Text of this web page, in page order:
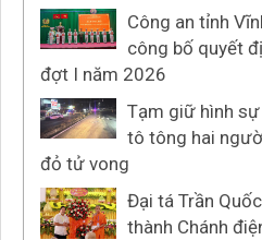
Công an tỉnh
công bố quyết
đợt I năm 2026
Tạm giữ hình
tô tông hai
đỏ tử vong
Đại tá Trần
thành Chánh